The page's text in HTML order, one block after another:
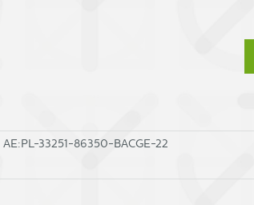
AE:PL-33251-86350-BACGE-22